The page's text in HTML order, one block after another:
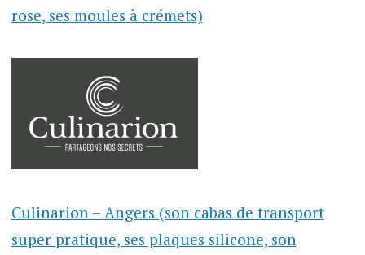
rose, ses moules à crémets)
Culinarion – Angers (son cabas de transport
super pratique, ses plaques silicone, son